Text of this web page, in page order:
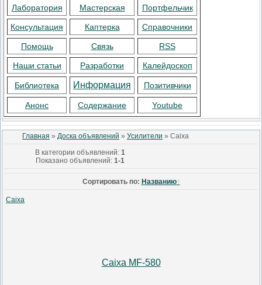
Лаборатория Мастерская Портфельчик
Консультация Каптерка Справочники
Помощь Связь RSS
Наши статьи Разработки Калейдоскоп
Библиотека Информация Позитивчики
Анонс Содержание Youtube
Главная » Доска объявлений » Усилители » Caixa
В категории объявлений: 1
Показано объявлений: 1-1
Сортировать по: Названию
Caixa
Caixa MF-580